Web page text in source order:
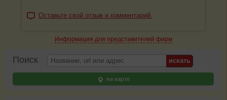
Оставьте свой отзыв и комментарий.
Информация для представителей фирм
Поиск
на карте